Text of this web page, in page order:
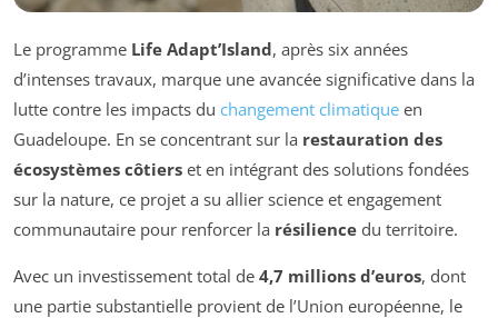
Le programme Life Adapt’Island, après six années
d’intenses travaux, marque une avancée significative dans la
lutte contre les impacts du changement climatique en
Guadeloupe. En se concentrant sur la restauration des
écosystèmes côtiers et en intégrant des solutions fondées
sur la nature, ce projet a su allier science et engagement
communautaire pour renforcer la résilience du territoire.
Avec un investissement total de 4,7 millions d’euros, dont
une partie substantielle provient de l’Union européenne, le